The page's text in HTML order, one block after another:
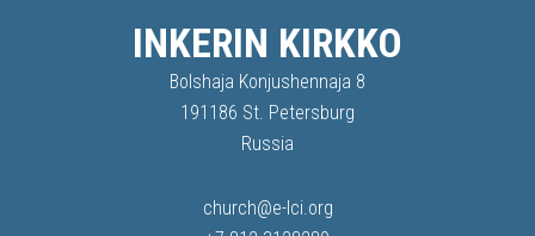
INKERIN KIRKKO
Bolshaja Konjushennaja 8
191186 St. Petersburg
Russia
church@e-lci.org